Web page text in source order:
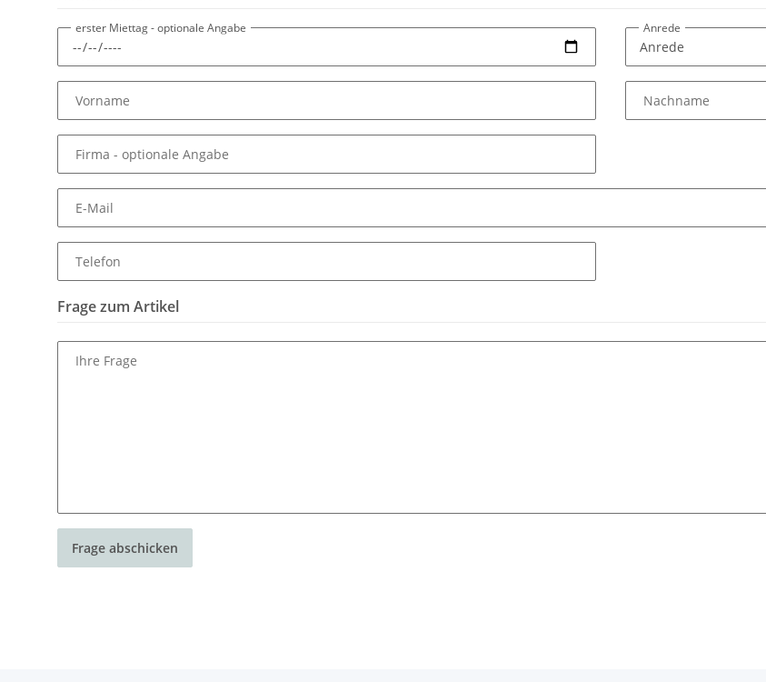
erster Miettag- optionale Angabe Anrede
Vorname Nachname
Firma - optionale Angabe
E-Mail
Telefon
Frage zum Artikel
Ihre Frage
Frage abschicken